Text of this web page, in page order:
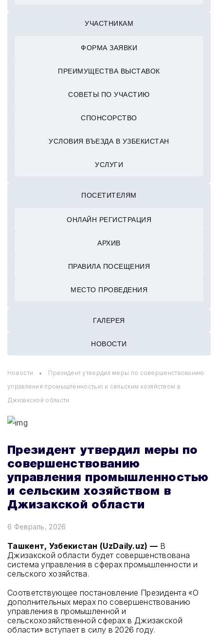
УЧАСТНИКАМ
ФОРМА ЗАЯВКИ
ПРЕИМУЩЕСТВА ВЫСТАВОК
СОВЕТЫ ПО УЧАСТИЮ
СПОНСОРСТВО
УСЛОВИЯ ВЪЕЗДА В УЗБЕКИСТАН
УСЛУГИ
ПОСЕТИТЕЛЯМ
ОНЛАЙН РЕГИСТРАЦИЯ
АРХИВ
ПРАВИЛА ПОСЕЩЕНИЯ
МЕСТО ПРОВЕДЕНИЯ
ГАЛЕРЕЯ
НОВОСТИ
Новости
Президент утвердил меры по совершенствованию
управления промышленностью и сельским хозяйством в
Джизакской области
Президент утвердил меры по
совершенствованию
управления промышленностью
и сельским хозяйством в
Джизакской области
6 Февраль, 2026
Ташкент, Узбекистан (UzDaily.uz) — В
Джизакской области будет совершенствована
система управления в сферах промышленности и
сельского хозяйства.
Соответствующее постановление Президента «О
дополнительных мерах по совершенствованию
управления в промышленной и
сельскохозяйственной сферах в Джизакской
области» вступает в силу в 2026 году.